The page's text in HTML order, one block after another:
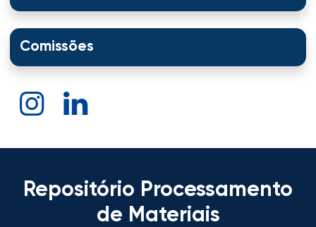
Comissões
Repositório Processamento
de Materiais